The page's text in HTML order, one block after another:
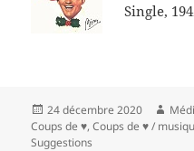
Single,
Publié
le
24 décembre 2020
Coups de ♥,Coups de ♥ /
Suggestions